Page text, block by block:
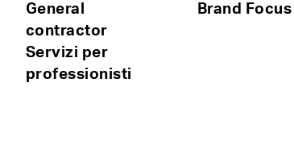
General
contractor
Servizi per
professionisti
Brand Focus